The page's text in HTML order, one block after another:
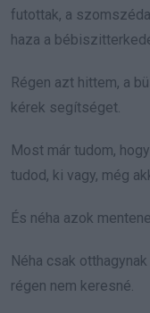
futottak, a
haza a
Régen azt hittem, a
kérek segítséget.
Most már tudom,
tudod, ki vagy, még
És néha azok
Néha csak
régen nem keresné.